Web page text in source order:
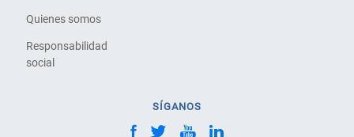
Quienes somos
Responsabilidad
social
SÍGANOS